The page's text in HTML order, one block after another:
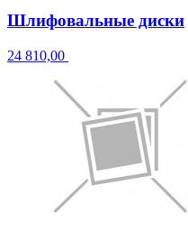
Шлифовальные диски
24 810,00